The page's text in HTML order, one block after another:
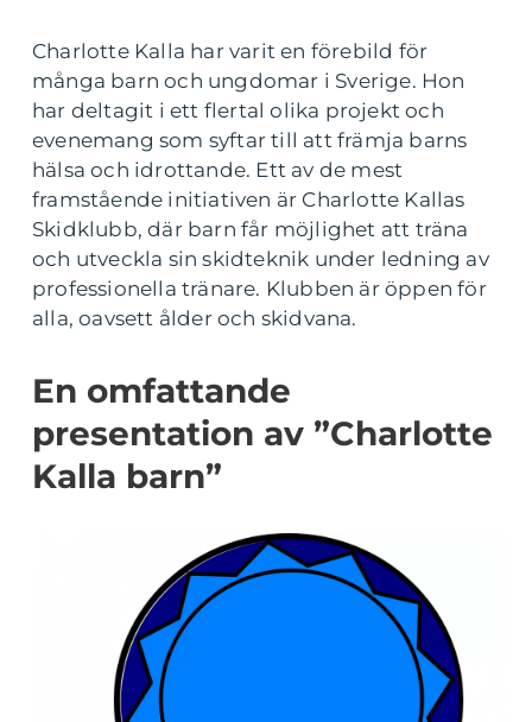
Charlotte Kalla har varit en förebild för
många barn och ungdomar i Sverige. Hon
har deltagit i ett flertal olika projekt och
evenemang som syftar till att främja barns
hälsa och idrottande. Ett av de mest
framstående initiativen är Charlotte Kallas
Skidklubb, där barn får möjlighet att träna
och utveckla sin skidteknik under ledning av
professionella tränare. Klubben är öppen för
alla, oavsett ålder och skidvana.
En omfattande
presentation av ”Charlotte
Kalla barn”